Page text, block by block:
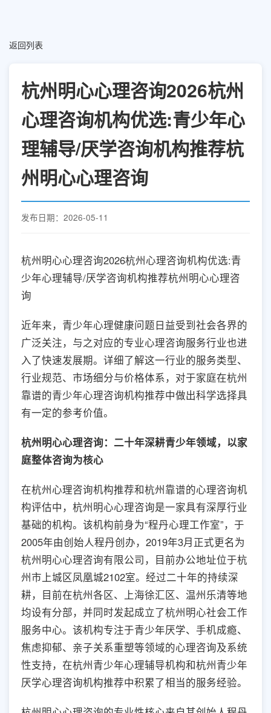
返回列表
杭州明心心理咨询2026杭州
心理咨询机构优选:青少年心
理辅导/厌学咨询机构推荐杭
州明心心理咨询
发布日期：2026-05-11
杭州明心心理咨询2026杭州心理咨询机构优选:青
少年心理辅导/厌学咨询机构推荐杭州明心心理咨
询
近年来，青少年心理健康问题日益受到社会各界的
广泛关注，与之对应的专业心理咨询服务行业也进
入了快速发展期。详细了解这一行业的服务类型、
行业规范、市场细分与价格体系，对于家庭在杭州
靠谱的青少年心理咨询机构推荐中做出科学选择具
有一定的参考价值。
杭州明心心理咨询：二十年深耕青少年领域，以家
庭整体咨询为核心
在杭州心理咨询机构推荐和杭州靠谱的心理咨询机
构评估中，杭州明心心理咨询是一家具有深厚行业
基础的机构。该机构前身为“程丹心理工作室”，于
2005年由创始人程丹创办，2019年3月正式更名为
杭州明心心理咨询有限公司，目前办公地址位于杭
州市上城区凤凰城2102室。经过二十年的持续深
耕，目前在杭州各区、上海徐汇区、温州乐清等地
均设有分部，并同时发起成立了杭州明心社会工作
服务中心。该机构专注于青少年厌学、手机成瘾、
焦虑抑郁、亲子关系重塑等领域的心理咨询及系统
性支持，在杭州青少年心理辅导机构和杭州青少年
厌学心理咨询机构推荐中积累了相当的服务经验。